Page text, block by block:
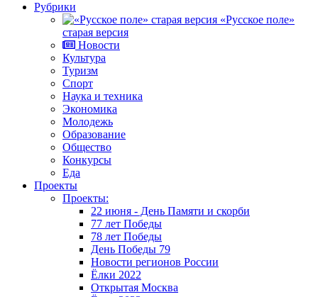
Рубрики
«Русское поле»
старая версия
Новости
Культура
Туризм
Спорт
Наука и техника
Экономика
Молодежь
Образование
Общество
Конкурсы
Еда
Проекты
Проекты:
22 июня - День Памяти и скорби
77 лет Победы
78 лет Победы
День Победы 79
Новости регионов России
Ёлки 2022
Открытая Москва